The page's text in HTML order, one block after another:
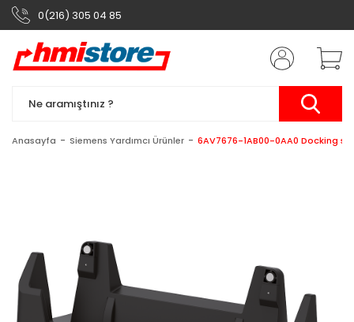
0(216) 305 04 85
Anasayfa Siemens Yardımcı Ürünler 6AV7676-1AB00-0AA0 Docking